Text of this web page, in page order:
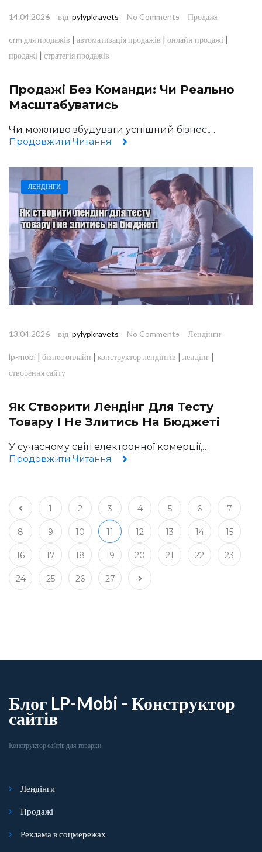
14.04.2026 від pylypkravets No Comments Продажі
crm для продажів | автоматизація продажів | онлайн продажі |
продажі | стратегія продажів
Продажі Без Команди: Чи Реально
Масштабуватись
Чи можливо збудувати успішний бізнес,…
Продовжити Читання
ЛЕНДІНГИ
13.04.2026 від pylypkravets No Comments Лендінги
lp-mobi | бізнес онлайн | конструктор лендінгів | лендінг |
створення сайту
Як Створити Лендінг Для Тесту
Товару І Не Злитись На Бюджеті
У сучасному світі електронної комерції,…
Продовжити Читання
1 2 3 4 5 6 7
8 9 10 11 12 13 14 15
16 17 18 19 20 21 22 23
24 25 26 27
Блог LP-Mobi - Конструктор
сайтів
Конструктор сайтів для товарки
Лендінги
Продажі
Реклама в соцмережах